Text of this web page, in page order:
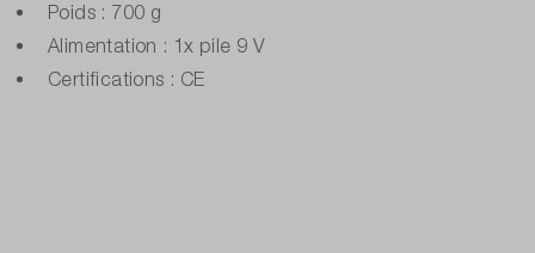
Poids : 700 g
Alimentation : 1x pile 9 V
Certifications : CE